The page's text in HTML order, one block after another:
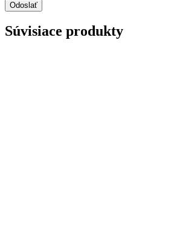
Súvisiace produkty